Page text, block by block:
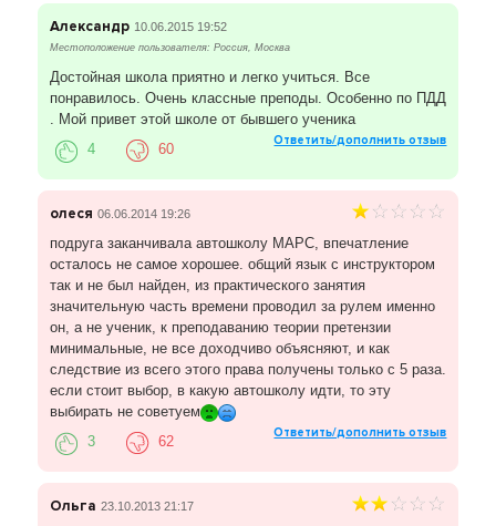
Александр 10.06.2015 19:52
Местоположение пользователя: Россия, Москва
Достойная школа приятно и легко учиться. Все
понравилось. Очень классные преподы. Особенно по ПДД
. Мой привет этой школе от бывшего ученика
Ответить/дополнить отзыв
4 60
олеся 06.06.2014 19:26
подруга заканчивала автошколу МАРС, впечатление
осталось не самое хорошее. общий язык с инструктором
так и не был найден, из практического занятия
значительную часть времени проводил за рулем именно
он, а не ученик, к преподаванию теории претензии
минимальные, не все доходчиво объясняют, и как
следствие из всего этого права получены только с 5 раза.
если стоит выбор, в какую автошколу идти, то эту
выбирать не советуем
Ответить/дополнить отзыв
3 62
Ольга 23.10.2013 21:17